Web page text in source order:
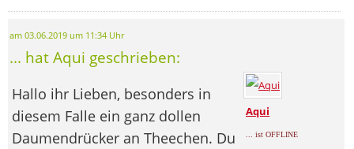
am 03.06.2019 um 11:34 Uhr
... hat Aqui geschrieben:
Aqui
... ist OFFLINE
Hallo ihr Lieben, besonders in
diesem Falle ein ganz dollen
Daumendrücker an Theechen. Du